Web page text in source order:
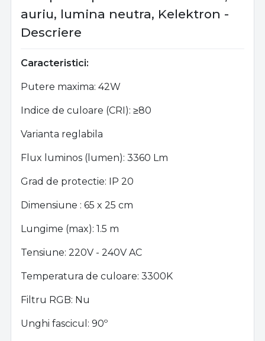
auriu, lumina neutra, Kelektron -
Descriere
Caracteristici:
Putere maxima: 42W
Indice de culoare (CRI): ≥80
Varianta reglabila
Flux luminos (lumen): 3360 Lm
Grad de protectie: IP 20
Dimensiune : 65 x 25 cm
Lungime (max): 1.5 m
Tensiune: 220V - 240V AC
Temperatura de culoare: 3300K
Filtru RGB: Nu
Unghi fascicul: 90º